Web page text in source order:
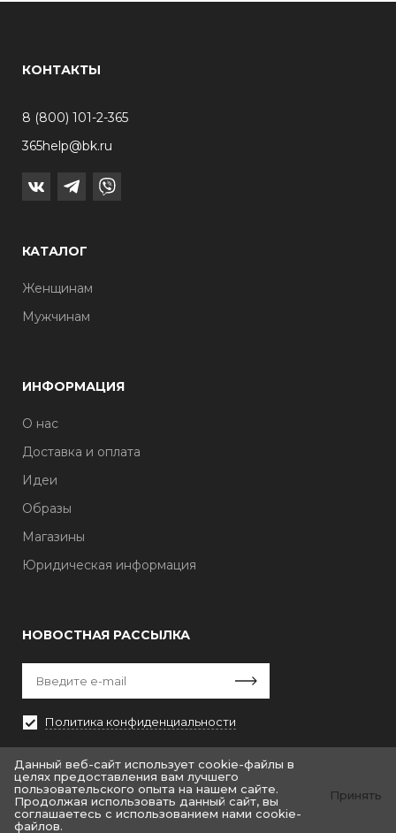
КОНТАКТЫ
8 (800) 101-2-365
365help@bk.ru
КАТАЛОГ
Женщинам
Мужчинам
ИНФОРМАЦИЯ
О нас
Доставка и оплата
Идеи
Образы
Магазины
Юридическая информация
НОВОСТНАЯ РАССЫЛКА
Политика конфиденциальности
Первая кампания
© «Крайт: Одежда.Fashion»
Данный веб-сайт использует cookie-файлы в
целях предоставления вам лучшего
пользовательского опыта на нашем сайте.
Продолжая использовать данный сайт, вы
соглашаетесь с использованием нами cookie-
файлов.
Принять